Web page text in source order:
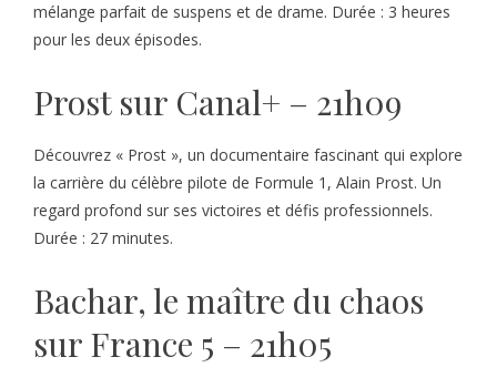
mélange parfait de suspens et de drame. Durée : 3 heures
pour les deux épisodes.
Prost sur Canal+ – 21h09
Découvrez « Prost », un documentaire fascinant qui explore
la carrière du célèbre pilote de Formule 1, Alain Prost. Un
regard profond sur ses victoires et défis professionnels.
Durée : 27 minutes.
Bachar, le maître du chaos
sur France 5 – 21h05